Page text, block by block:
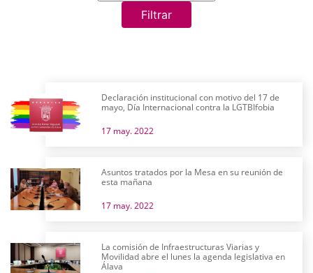
Filtrar
Declaración institucional con motivo del 17 de
mayo, Día Internacional contra la LGTBIfobia
17 may. 2022
Asuntos tratados por la Mesa en su reunión de
esta mañana
17 may. 2022
La comisión de Infraestructuras Viarias y
Movilidad abre el lunes la agenda legislativa en
Álava